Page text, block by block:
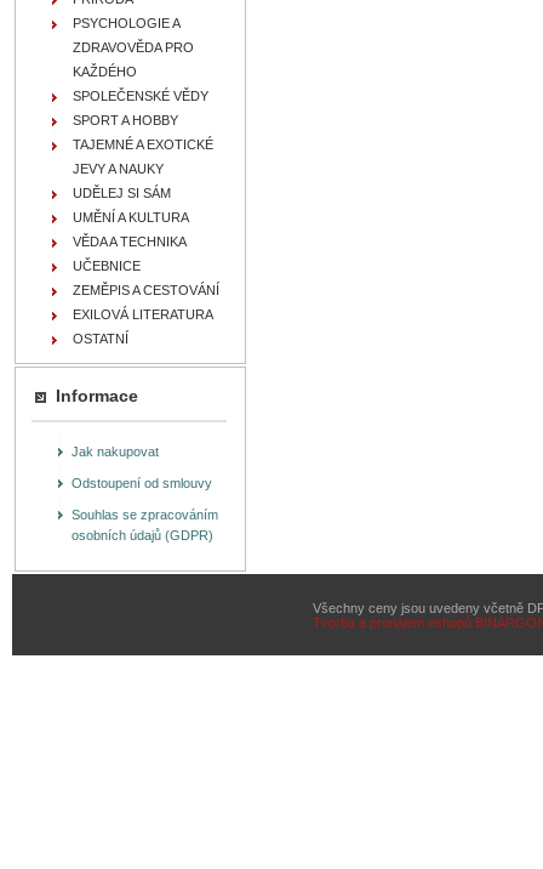
PSYCHOLOGIE A
ZDRAVOVĚDA PRO
KAŽDÉHO
SPOLEČENSKÉ VĚDY
SPORT A HOBBY
TAJEMNÉ A EXOTICKÉ
JEVY A NAUKY
UDĚLEJ SI SÁM
UMĚNÍ A KULTURA
VĚDA A TECHNIKA
UČEBNICE
ZEMĚPIS A CESTOVÁNÍ
EXILOVÁ LITERATURA
OSTATNÍ
Informace
Jak nakupovat
Odstoupení od smlouvy
Souhlas se zpracováním
osobních údajů (GDPR)
Všechny ceny jsou uvedeny včetně
Tvorba a pronájem eshopů